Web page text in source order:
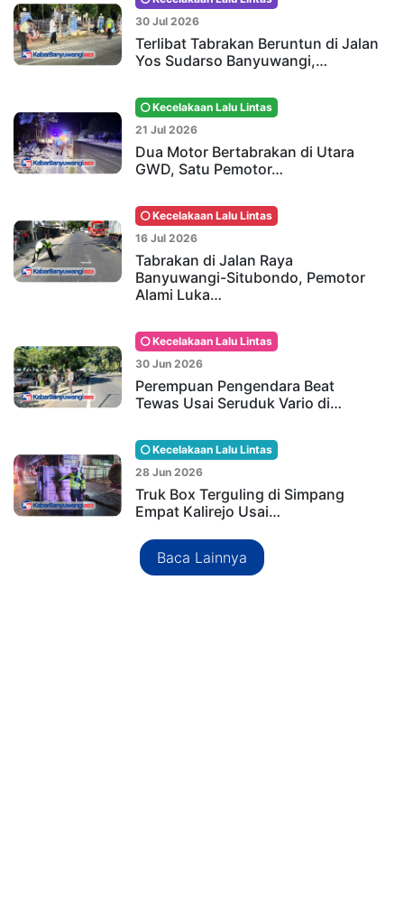
30 Jul 2026
Terlibat Tabrakan Beruntun di Jalan
Yos Sudarso Banyuwangi,…
Kecelakaan Lalu Lintas
21 Jul 2026
Dua Motor Bertabrakan di Utara
GWD, Satu Pemotor…
Kecelakaan Lalu Lintas
16 Jul 2026
Tabrakan di Jalan Raya
Banyuwangi-Situbondo, Pemotor
Alami Luka…
Kecelakaan Lalu Lintas
30 Jun 2026
Perempuan Pengendara Beat
Tewas Usai Seruduk Vario di…
Kecelakaan Lalu Lintas
28 Jun 2026
Truk Box Terguling di Simpang
Empat Kalirejo Usai…
Baca Lainnya